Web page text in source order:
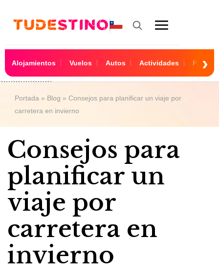
Alojamientos Vuelos Autos Actividades
Portada » Blog » Consejos para planificar un viaje por
carretera en invierno
Consejos para
planificar un
viaje por
carretera en
invierno